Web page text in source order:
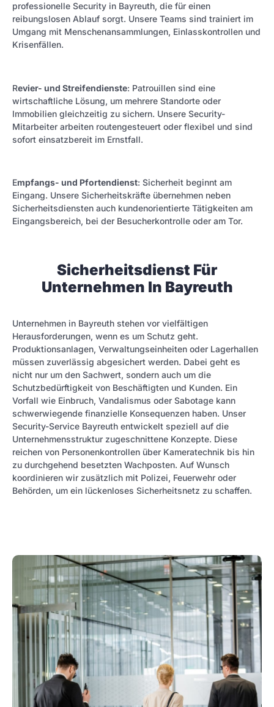
professionelle Security in Bayreuth, die für einen
reibungslosen Ablauf sorgt. Unsere Teams sind trainiert im
Umgang mit Menschenansammlungen, Einlasskontrollen und
Krisenfällen.
Revier- und Streifendienste: Patrouillen sind eine
wirtschaftliche Lösung, um mehrere Standorte oder
Immobilien gleichzeitig zu sichern. Unsere Security-
Mitarbeiter arbeiten routengesteuert oder flexibel und sind
sofort einsatzbereit im Ernstfall.
Empfangs- und Pfortendienst: Sicherheit beginnt am
Eingang. Unsere Sicherheitskräfte übernehmen neben
Sicherheitsdiensten auch kundenorientierte Tätigkeiten am
Eingangsbereich, bei der Besucherkontrolle oder am Tor.
Sicherheitsdienst Für
Unternehmen In Bayreuth
Unternehmen in Bayreuth stehen vor vielfältigen
Herausforderungen, wenn es um Schutz geht.
Produktionsanlagen, Verwaltungseinheiten oder Lagerhallen
müssen zuverlässig abgesichert werden. Dabei geht es
nicht nur um den Sachwert, sondern auch um die
Schutzbedürftigkeit von Beschäftigten und Kunden. Ein
Vorfall wie Einbruch, Vandalismus oder Sabotage kann
schwerwiegende finanzielle Konsequenzen haben. Unser
Security-Service Bayreuth entwickelt speziell auf die
Unternehmensstruktur zugeschnittene Konzepte. Diese
reichen von Personenkontrollen über Kameratechnik bis hin
zu durchgehend besetzten Wachposten. Auf Wunsch
koordinieren wir zusätzlich mit Polizei, Feuerwehr oder
Behörden, um ein lückenloses Sicherheitsnetz zu schaffen.